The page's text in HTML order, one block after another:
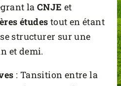
laCNJE et
études tout en étant
structurer sur une
et demi.
: Tansition entre la